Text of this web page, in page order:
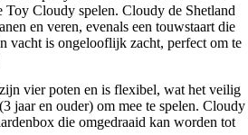
Toy Cloudy spelen. Cloudy de Shetland
en veren, evenals een touwstaart die
vacht is ongelooflijk zacht, perfect om te
vier poten en is flexibel, wat het veilig
jaar en ouder) om mee te spelen. Cloudy
die omgedraaid kan worden tot